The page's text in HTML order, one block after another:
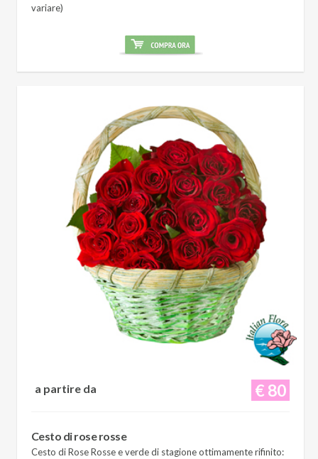
variare)
€ 80
a partire da
Cesto di rose rosse
Cesto di Rose Rosse e verde di stagione ottimamente rifinito: